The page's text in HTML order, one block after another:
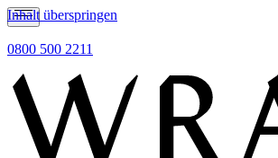
Inhalt überspringen
0800 500 2211